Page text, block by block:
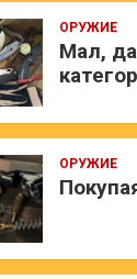
ОРУЖИЕ
Мал,
ОРУЖИЕ